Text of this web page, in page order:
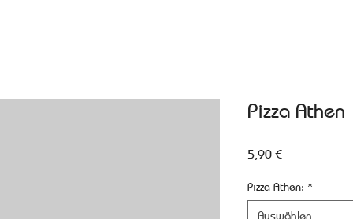
Pizza Athen
5,90 €Preis
Pizza Athen: *
Auswählen